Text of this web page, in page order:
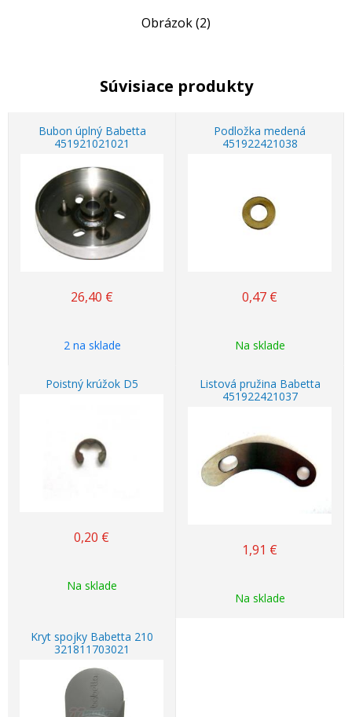
Obrázok (2)
Súvisiace produkty
Bubon úplný Babetta
451921021021
26,40 €
2 na sklade
Podložka medená
451922421038
0,47 €
Na sklade
Poistný krúžok D5
0,20 €
Na sklade
Listová pružina Babetta
451922421037
1,91 €
Na sklade
Kryt spojky Babetta 210
321811703021